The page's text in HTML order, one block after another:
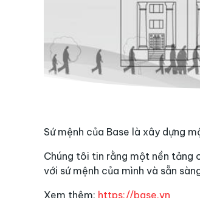
Sứ mệnh của Base là xây dựng
Chúng tôi tin rằng một nền tảng
với sứ mệnh của mình và sẵn
Xem thêm: https://base.vn